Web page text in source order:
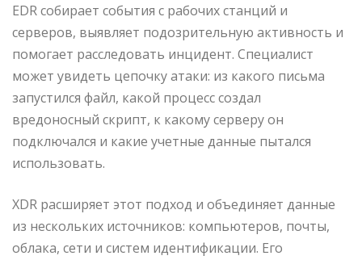
EDR собирает события с рабочих станций и
серверов, выявляет подозрительную активность и
помогает расследовать инцидент. Специалист
может увидеть цепочку атаки: из какого письма
запустился файл, какой процесс создал
вредоносный скрипт, к какому серверу он
подключался и какие учетные данные пытался
использовать.
XDR расширяет этот подход и объединяет данные
из нескольких источников: компьютеров, почты,
облака, сети и систем идентификации. Его